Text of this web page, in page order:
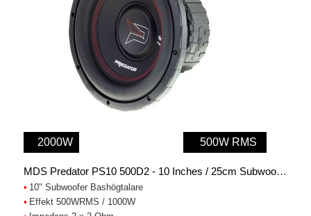
2000W 500W RMS
MDS Predator PS10 500D2 - 10 Inches / 25cm Subwoofer
10" Subwoofer Bashögtalare
Effekt 500WRMS / 1000W